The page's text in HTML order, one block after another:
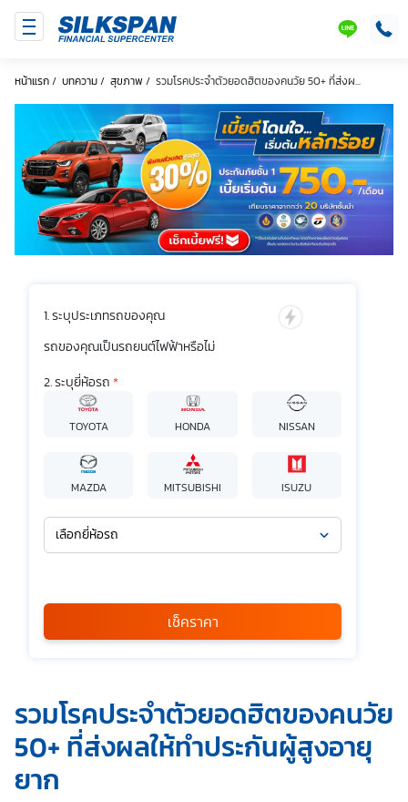
หน้าแรก/ บทความ/ สุขภาพ / รวมโรคประจำตัวยอดฮิตของคนวัย 50+ ที่ส่งผ...
ระบุประเภทรถของคุณ
รถของคุณเป็นรถยนต์ไฟฟ้าหรือไม่
ระบุยี่ห้อรถ *
TOYOTA HONDA NISSAN
MAZDA MITSUBISHI ISUZU
เลือกยี่ห้อรถ
กรุณาเลือก
*
ข้าพเจ้ารับทราบนโยบายคุ้มครองข้อมูลส่วนบุคคล และยินยอมให้
บริษัท SILKSPAN อินชัวรันซ์ โบรกเกอร์เรจ จำกัด รวมถึงบริษัท
ในเครือที่เกี่ยวข้องกัน ตลอดจนคู่ค้าทางธุรกิจและ/หรือ
พันธมิตรของบริษัทเหล่านี้ สามารถเก็บ ใช้ และ/หรือ เปิดเผย
ข้อมูลส่วนบุคคลและข้อมูลส่วนบุคคลที่มีความอ่อนไหวของ
เช็คราคา
รวมโรคประจำตัวยอดฮิตของคนวัย
50+ ที่ส่งผลให้ทำประกันผู้สูงอายุ
ยาก